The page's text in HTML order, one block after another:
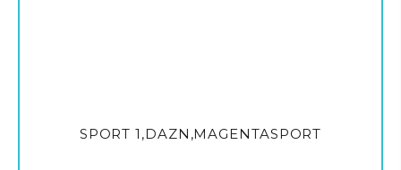
SPORT 1,DAZN,MAGENTASPORT